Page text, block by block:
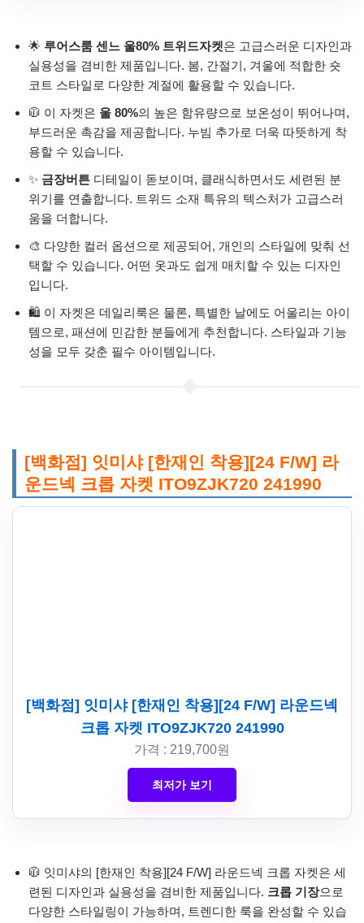
🌟 루어스룸 센느 울80% 트위드자켓은 고급스러운 디자인과
실용성을 겸비한 제품입니다. 봄, 간절기, 겨울에 적합한 숏
코트 스타일로 다양한 계절에 활용할 수 있습니다.
🧥 이 자켓은 울 80%의 높은 함유량으로 보온성이 뛰어나며,
부드러운 촉감을 제공합니다. 누빔 추가로 더욱 따뜻하게 착
용할 수 있습니다.
✨ 금장버튼 디테일이 돋보이며, 클래식하면서도 세련된 분
위기를 연출합니다. 트위드 소재 특유의 텍스처가 고급스러
움을 더합니다.
🎨 다양한 컬러 옵션으로 제공되어, 개인의 스타일에 맞춰 선
택할 수 있습니다. 어떤 옷과도 쉽게 매치할 수 있는 디자인
입니다.
🛍️ 이 자켓은 데일리룩은 물론, 특별한 날에도 어울리는 아이
템으로, 패션에 민감한 분들에게 추천합니다. 스타일과 기능
성을 모두 갖춘 필수 아이템입니다.
[백화점] 잇미샤 [한재인 착용][24 F/W] 라
운드넥 크롭 자켓 ITO9ZJK720 241990
[백화점] 잇미샤 [한재인 착용][24 F/W] 라운드넥
크롭 자켓 ITO9ZJK720 241990
가격 : 219,700원
최저가 보기
🧥 잇미샤의 [한재인 착용][24 F/W] 라운드넥 크롭 자켓은 세
련된 디자인과 실용성을 겸비한 제품입니다. 크롭 기장으로
다양한 스타일링이 가능하며, 트렌디한 룩을 완성할 수 있습